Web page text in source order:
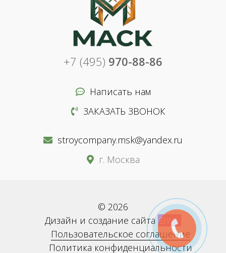
+7 (495) 970-88-86
Написать нам
ЗАКАЗАТЬ ЗВОНОК
stroycompany.msk@yandex.ru
г. Москва
© 2026
Дизайн и создание сайта BWS
Пользовательское соглашение
Политика конфиденциальности